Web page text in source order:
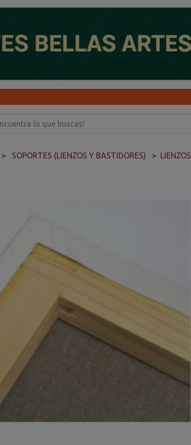
SOPORTES (LIENZOS Y BASTIDORES) LIENZOS